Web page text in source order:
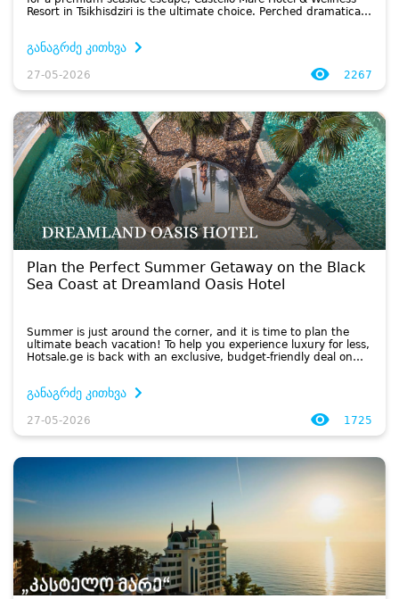
Resort in Tsikhisdziri is the ultimate choice. Perched dramatically
განაგრძე კითხვა
27-05-2026 2267
Plan the Perfect Summer Getaway on the Black
Sea Coast at Dreamland Oasis Hotel
Summer is just around the corner, and it is time to plan the
ultimate beach vacation! To help you experience luxury for less,
Hotsale.ge is back with an exclusive, budget-friendly deal on
განაგრძე კითხვა
27-05-2026 1725